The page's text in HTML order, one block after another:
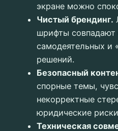
экране можно
Чистый брендинг.
шрифты совпадают
самодеятельных и
решений.
Безопасный
спорные темы,
некорректные
юридические
Техническая